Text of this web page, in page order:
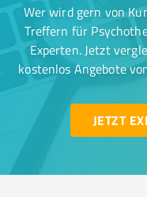
Wer wird gern von
Treffern für
Experten. Jetzt
kostenlos Angebote
JETZT